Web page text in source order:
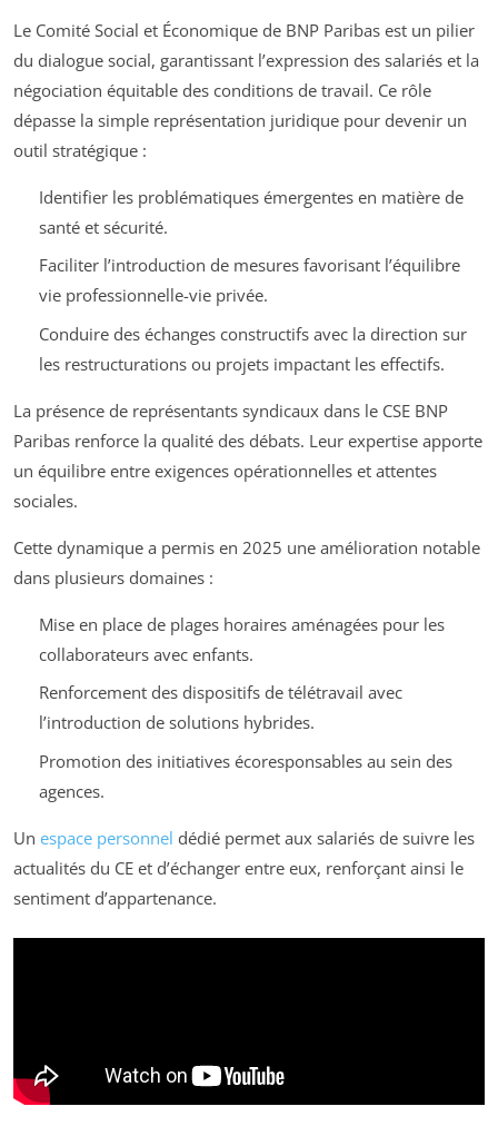
Le Comité Social et Économique de BNP Paribas est un pilier
du dialogue social, garantissant l’expression des salariés et la
négociation équitable des conditions de travail. Ce rôle
dépasse la simple représentation juridique pour devenir un
outil stratégique :
Identifier les problématiques émergentes en matière de
santé et sécurité.
Faciliter l’introduction de mesures favorisant l’équilibre
vie professionnelle-vie privée.
Conduire des échanges constructifs avec la direction sur
les restructurations ou projets impactant les effectifs.
La présence de représentants syndicaux dans le CSE BNP
Paribas renforce la qualité des débats. Leur expertise apporte
un équilibre entre exigences opérationnelles et attentes
sociales.
Cette dynamique a permis en 2025 une amélioration notable
dans plusieurs domaines :
Mise en place de plages horaires aménagées pour les
collaborateurs avec enfants.
Renforcement des dispositifs de télétravail avec
l’introduction de solutions hybrides.
Promotion des initiatives écoresponsables au sein des
agences.
Un espace personnel dédié permet aux salariés de suivre les
actualités du CE et d’échanger entre eux, renforçant ainsi le
sentiment d’appartenance.